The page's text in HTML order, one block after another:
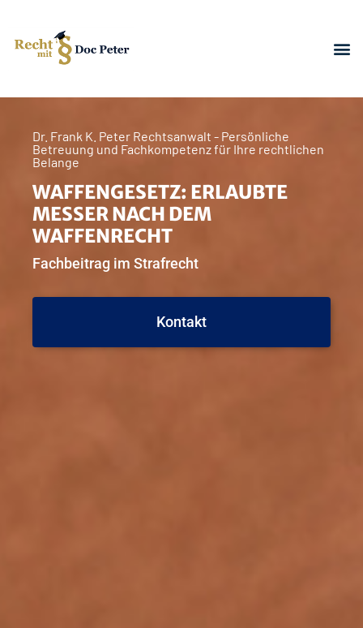
Dr. Frank K. Peter Rechtsanwalt - Persönliche
Betreuung und Fachkompetenz für Ihre rechtlichen
Belange
WAFFENGESETZ: ERLAUBTE
MESSER NACH DEM
WAFFENRECHT
Fachbeitrag im Strafrecht
Kontakt